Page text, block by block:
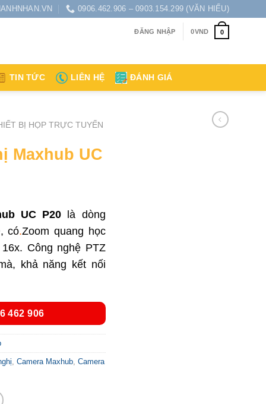
0906.462.906 – 0903.154.299 (VĂN HIẾU)
ĐĂNG NHẬP 0VND 0
TIN TỨC LIÊN HỆ ĐÁNH GIÁ
BỊ HỌP TRỰC TUYẾN
Maxhub UC
UC P20 là dòng
có.Zoom quang học
Công nghệ PTZ
khả năng kết nối
462 906
, Camera Maxhub, Camera